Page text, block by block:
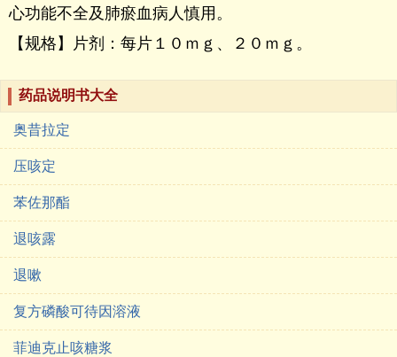
心功能不全及肺瘀血病人慎用。
【规格】片剂：每片１０ｍｇ、２０ｍｇ。
药品说明书大全
奥昔拉定
压咳定
苯佐那酯
退咳露
退嗽
复方磷酸可待因溶液
菲迪克止咳糖浆